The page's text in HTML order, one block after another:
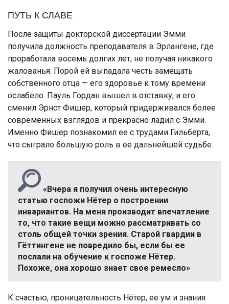
ПУТЬ К СЛАВЕ
После защиты докторской диссертации Эмми
получила должность преподавателя в Эрлангене, где
проработала восемь долгих лет, не получая никакого
жалованья. Порой ей выпадала честь замещать
собственного отца — его здоровье к тому времени
ослабело. Пауль Гордан вышел в отставку, и его
сменил Эрнст Фишер, который придерживался более
современных взглядов и прекрасно ладил с Эмми.
Именно Фишер познакомил ее с трудами Гильберта,
что сыграло большую роль в ее дальнейшей судьбе.
«Вчера я получил очень интересную
статью госпожи Нётер о построении
инвариантов. На меня производит впечатление
то, что такие вещи можно рассматривать со
столь общей точки зрения. Старой гвардии в
Гёттингене не повредило бы, если бы ее
послали на обучение к госпоже Нётер.
Похоже, она хорошо знает свое ремесло»
К счастью, проницательность Нётер, ее ум и знания